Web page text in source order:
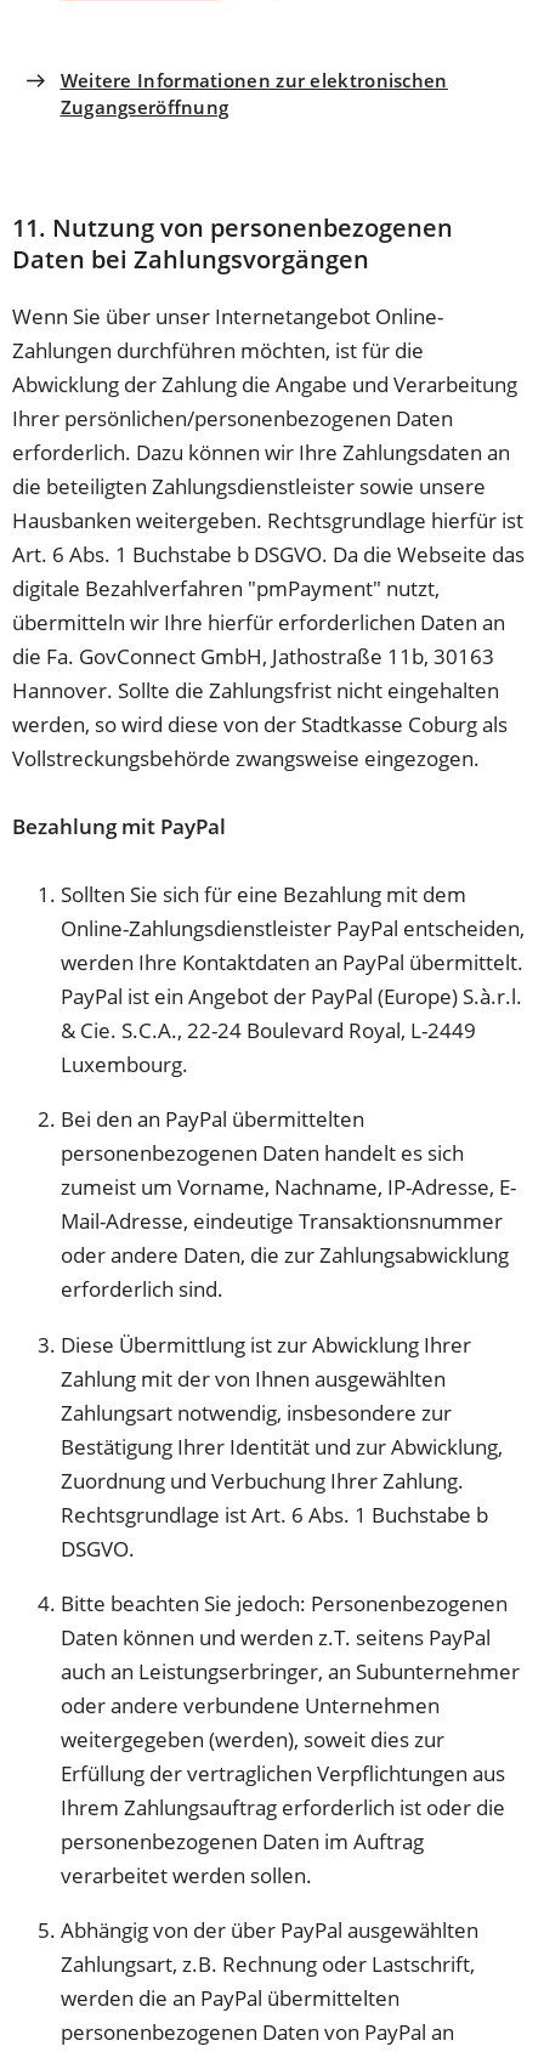
Weitere Informationen zur elektronischen
Zugangseröffnung
11. Nutzung von personenbezogenen
Daten bei Zahlungsvorgängen
Wenn Sie über unser Internetangebot Online-
Zahlungen durchführen möchten, ist für die
Abwicklung der Zahlung die Angabe und Verarbeitung
Ihrer persönlichen/personenbezogenen Daten
erforderlich. Dazu können wir Ihre Zahlungsdaten an
die beteiligten Zahlungsdienstleister sowie unsere
Hausbanken weitergeben. Rechtsgrundlage hierfür ist
Art. 6 Abs. 1 Buchstabe b DSGVO. Da die Webseite das
digitale Bezahlverfahren "pmPayment" nutzt,
übermitteln wir Ihre hierfür erforderlichen Daten an
die Fa. GovConnect GmbH, Jathostraße 11b, 30163
Hannover. Sollte die Zahlungsfrist nicht eingehalten
werden, so wird diese von der Stadtkasse Coburg als
Vollstreckungsbehörde zwangsweise eingezogen.
Bezahlung mit PayPal
Sollten Sie sich für eine Bezahlung mit dem
Online-Zahlungsdienstleister PayPal entscheiden,
werden Ihre Kontaktdaten an PayPal übermittelt.
PayPal ist ein Angebot der PayPal (Europe) S.à.r.l.
& Cie. S.C.A., 22-24 Boulevard Royal, L-2449
Luxembourg.
Bei den an PayPal übermittelten
personenbezogenen Daten handelt es sich
zumeist um Vorname, Nachname, IP-Adresse, E-
Mail-Adresse, eindeutige Transaktionsnummer
oder andere Daten, die zur Zahlungsabwicklung
erforderlich sind.
Diese Übermittlung ist zur Abwicklung Ihrer
Zahlung mit der von Ihnen ausgewählten
Zahlungsart notwendig, insbesondere zur
Bestätigung Ihrer Identität und zur Abwicklung,
Zuordnung und Verbuchung Ihrer Zahlung.
Rechtsgrundlage ist Art. 6 Abs. 1 Buchstabe b
DSGVO.
Bitte beachten Sie jedoch: Personenbezogenen
Daten können und werden z.T. seitens PayPal
auch an Leistungserbringer, an Subunternehmer
oder andere verbundene Unternehmen
weitergegeben (werden), soweit dies zur
Erfüllung der vertraglichen Verpflichtungen aus
Ihrem Zahlungsauftrag erforderlich ist oder die
personenbezogenen Daten im Auftrag
verarbeitet werden sollen.
Abhängig von der über PayPal ausgewählten
Zahlungsart, z.B. Rechnung oder Lastschrift,
werden die an PayPal übermittelten
personenbezogenen Daten von PayPal an